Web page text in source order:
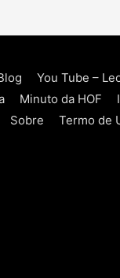
You Tube –
Minuto da HOF
Sobre Termo de